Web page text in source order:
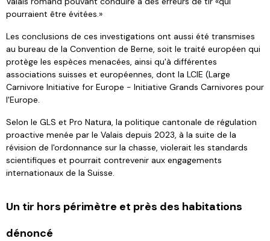
pourraient être évitées.»
Les conclusions de ces investigations ont aussi été transmises
au bureau de la Convention de Berne, soit le traité européen qui
protège les espèces menacées, ainsi qu'à différentes
associations suisses et européennes, dont la LCIE (Large
Carnivore Initiative for Europe - Initiative Grands Carnivores pour
l'Europe.
Selon le GLS et Pro Natura, la politique cantonale de régulation
proactive menée par le Valais depuis 2023, à la suite de la
révision de l'ordonnance sur la chasse, violerait les standards
scientifiques et pourrait contrevenir aux engagements
internationaux de la Suisse.
Un tir hors périmètre et près des habitations
dénoncé